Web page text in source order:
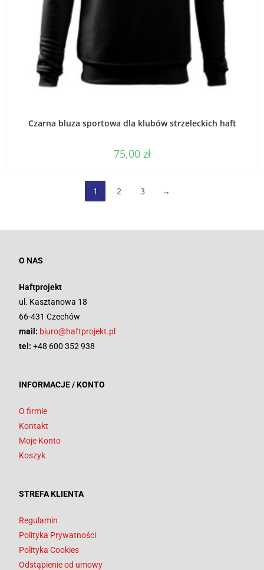
Czarna bluza sportowa dla klubów strzeleckich haft
75,00 zł
1 2 3 →
O NAS
Haftprojekt
ul. Kasztanowa 18
66-431 Czechów
mail: biuro@haftprojekt.pl
tel: +48 600 352 938
INFORMACJE / KONTO
O firmie
Kontakt
Moje Konto
Koszyk
STREFA KLIENTA
Regulamin
Polityka Prywatności
Polityka Cookies
Odstąpienie od umowy